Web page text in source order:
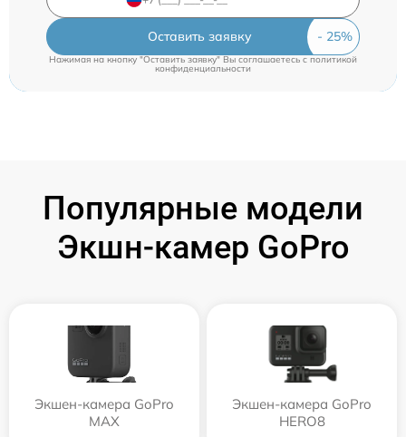
Оставить заявку
Нажимая на кнопку "Оставить заявку" Вы соглашаетесь c политикой
конфиденциальности
Популярные модели
Экшн-камер GoPro
Экшен-камера GoPro
MAX
Экшен-камера GoPro
HERO8